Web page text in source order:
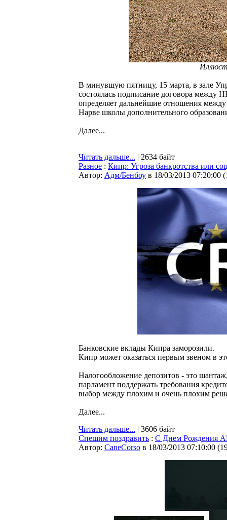
В минувшую пятницу, 15 марта, в зале
состоялась подписание договора
определяет дальнейшие отношения
Нарве школы дополнительного
Далее...
Читать дальше... | 2634 байт
Разное : Кипр: Угроза банкротства или
Автор: Адм/Бенбоу в 18/03/2013 07:20:00 (
Банковские вклады Кипра заморозили.
Кипр может оказаться первым звеном в
Налогообложение депозитов - это
парламент поддержать требования
выбор между плохим и очень плохим
Далее...
Читать дальше... | 3606 байт
Спешим поздравить : C Днем
Автор: CaneCorso в 18/03/2013 07:10:00 (